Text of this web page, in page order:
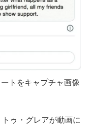
トをキャプチャ画像
ゥ・グレアが動画に